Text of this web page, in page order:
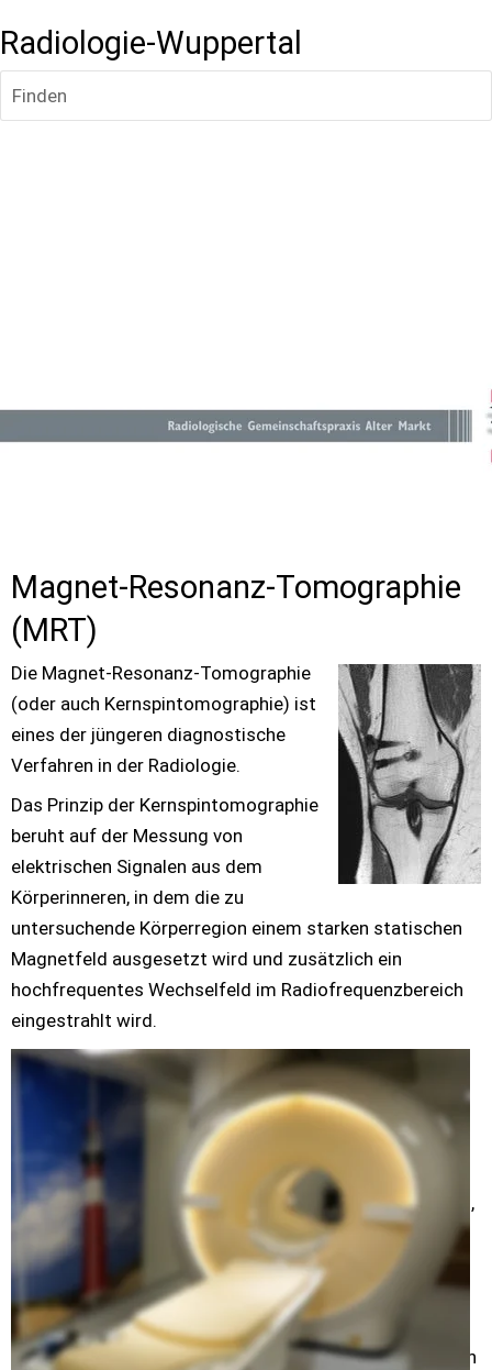
Radiologie-Wuppertal
Finden
Magnet-Resonanz-Tomographie
(MRT)
Die Magnet-Resonanz-Tomographie
(oder auch Kernspintomographie) ist
eines der jüngeren diagnostische
Verfahren in der Radiologie.
Das Prinzip der Kernspintomographie
beruht auf der Messung von
elektrischen Signalen aus dem
Körperinneren, in dem die zu
untersuchende Körperregion einem starken statischen
Magnetfeld ausgesetzt wird und zusätzlich ein
hochfrequentes Wechselfeld im Radiofrequenzbereich
eingestrahlt wird.
Durch einen leistungsfähigen Computer werden die
Signale ausgewertet und präzise Schnittbilder der zu
untersuchenden Körperregion erstellt.
Die MRT arbeitet nicht mit Röntgenstrahlen! In unserer
Praxis stehen drei Kernspintomographen zur Verfügung,
einer mit einer kurzen Tunnellänge und einer kurzen
weiten Eingangsöffnung, was die Untersuchung von
Patienten mit Platzangst oder die Untersuchung von
Kindern erleichtert. Der eigentliche Durchmesser des
Magneten beträgt bei den zwei neu installierten Geräten